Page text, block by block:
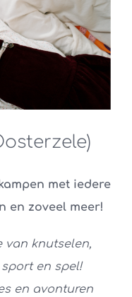
met iedere
en zoveel meer!
van knutselen,
en spel!
en avonturen